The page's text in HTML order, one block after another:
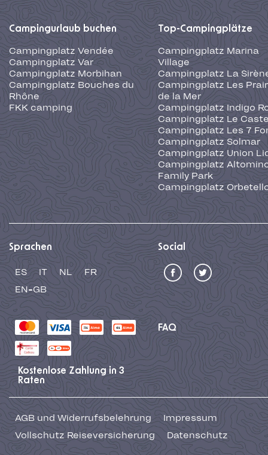
Campingurlaub buchen
Campingplatz Vendée
Campingplatz Var
Campingplatz Morbihan
Campingplatz Bouches du
Rhône
FKK camping
Top-Campingplätze
Campingplatz Marina
Village
Campingplatz La
Campingplatz Les
de la Mer
Campingplatz Indigo
Campingplatz Le
Campingplatz Les 7
Campingplatz Solmar
Campingplatz Union
Campingplatz
Family Park
Campingplatz
Sprachen
ES IT NL
FR
EN-GB
Social
FAQ
Kostenlose Zahlung in 3
Raten
AGB und Widerrufsbelehrung
Impressum
Vollschutz Reiseversicherung
Datenschutz